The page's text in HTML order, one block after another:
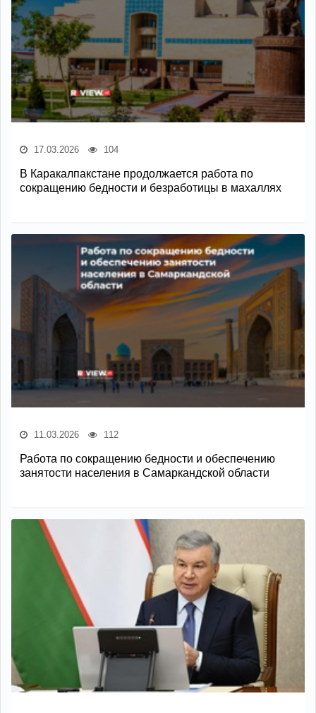
17.03.2026 104
В Каракалпакстане продолжается работа по
сокращению бедности и безработицы в махаллях
11.03.2026 112
Работа по сокращению бедности и обеспечению
занятости населения в Самаркандской области